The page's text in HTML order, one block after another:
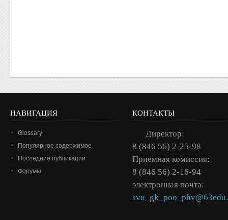
НАВИГАЦИЯ
Glossary
Популярное содержимое
Последние публикации
Форумы
КОНТАКТЫ
Директор:
8 (846 56) 2-25-98
Приемная комиссия:
8 (846 56) 2-16-94
электронная почта: